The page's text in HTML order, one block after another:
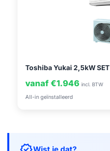
Toshiba Yukai 2,5kW SET
vanaf €1.946 incl. BTW
All-in geïnstalleerd